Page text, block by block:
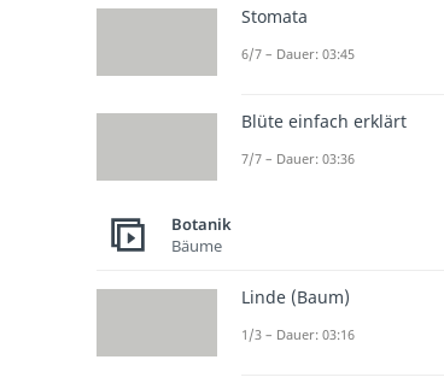
Stomata
6/7 – Dauer: 03:45
Blüte einfach erklärt
7/7 – Dauer: 03:36
Botanik
Bäume
Linde (Baum)
1/3 – Dauer: 03:16